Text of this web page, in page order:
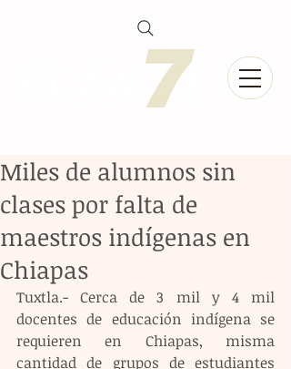
Miles de alumnos sin
clases por falta de
maestros indígenas en
Chiapas
Tuxtla.- Cerca de 3 mil y 4 mil
docentes de educación indígena se
requieren en Chiapas, misma
cantidad de grupos de estudiantes